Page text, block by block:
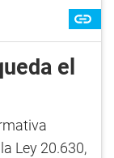
el
Ley 20.630,